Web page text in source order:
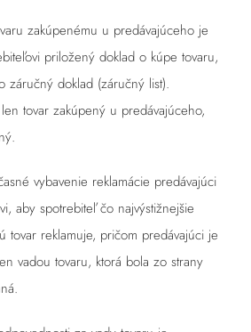
zakúpenému u predávajúceho je
priložený doklad o kúpe tovaru,
záručný doklad (záručný list).
tovar zakúpený u predávajúceho,
vybavenie reklamácie predávajúci
aby spotrebiteľ čo najvýstižnejšie
tovar reklamuje, pričom predávajúci je
vadou tovaru, ktorá bola zo strany